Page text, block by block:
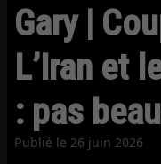
Gary |
L’Iran et
: pas
Publié le 26 juin 2026